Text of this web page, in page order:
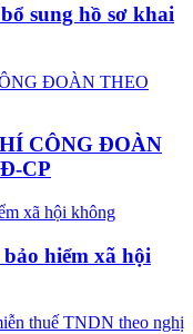
sung hồ sơ khai
CÔNG ĐOÀN
CP
hiểm xã hội